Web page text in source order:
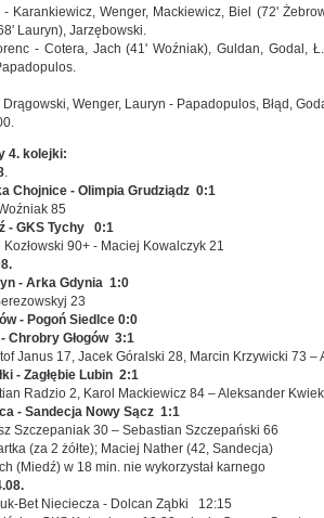
- Karankiewicz, Wenger, Mackiewicz, Biel (72'
Lauryn), Jarzębowski.
- Cotera, Jach (41' Woźniak), Guldan, Godal,
Drągowski, Wenger, Lauryn - Papadopulos, Błąd,
4. kolejki:
.
Chojnice - Olimpia Grudziądz 0:1
85
- GKS Tychy 0:1
90+ - Maciej Kowalczyk 21
- Arka Gdynia 1:0
23
- Pogoń Siedlce 0:0
- Chrobry Głogów 3:1
Janus 17, Jacek Góralski 28, Marcin Krzywicki 73 –
- Zagłębie Lubin 2:1
Radzio 2, Karol Mackiewicz 84 – Aleksander
- Sandecja Nowy Sącz 1:1
Szczepaniak 30 – Sebastian Szczepański 66
(za 2 żółte); Maciej Nather (42, Sandecja)
(Miedź) w 18 min. nie wykorzystał karnego
Bet Nieciecza - Dolcan Ząbki 12:15